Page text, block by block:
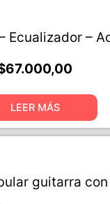
Ecualizador –
67.000,00
LEER MÁS
guitarra